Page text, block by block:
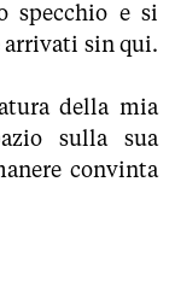
specchio e si
arrivati sin qui.
della mia
sulla sua
convinta